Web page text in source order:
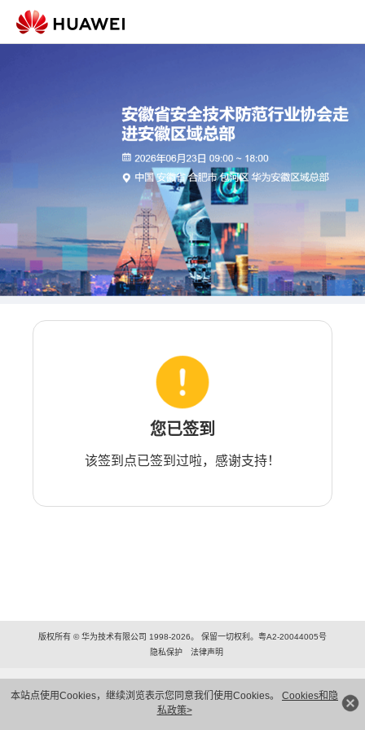
本站点使用Cookies，继续浏览表示您同意我们使用Cookies。 Cookies和隐
私政策>
您已签到
该签到点已签到过啦，感谢支持！
版权所有 © 华为技术有限公司 1998-2026。 保留一切权利。粤A2-20044005号
隐私保护
法律声明